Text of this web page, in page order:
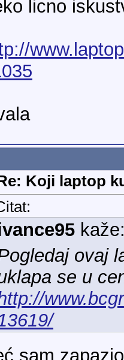
licno
Koji laptop
ovaj
se u
sam